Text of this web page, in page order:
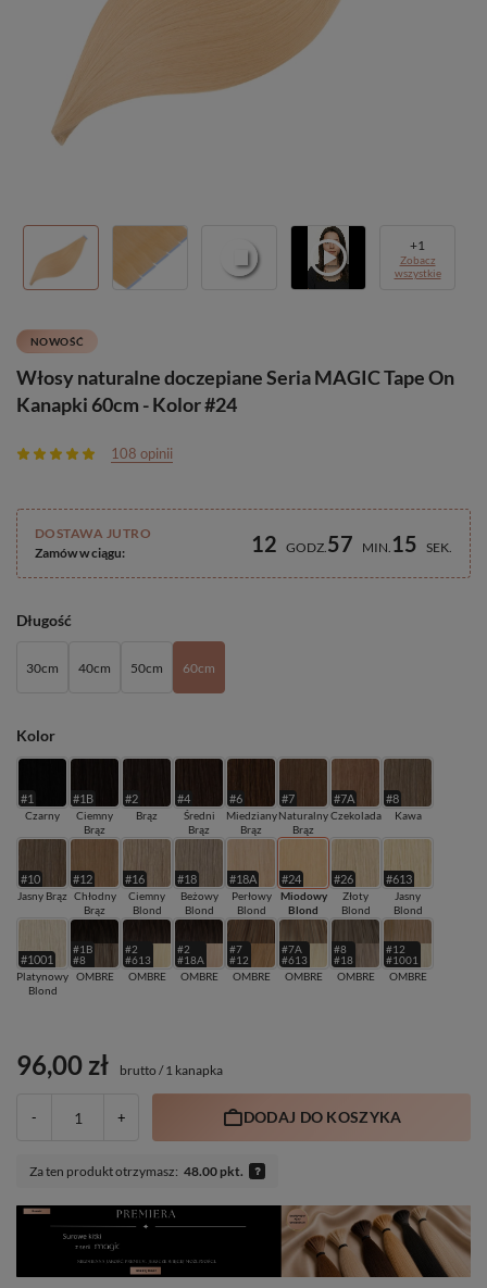
+1
Zobacz
wszystkie
Włosy naturalne doczepiane Seria MAGIC Tape On
Kanapki 60cm - Kolor #24
108 opinii
NOWOŚĆ
Długość
30cm 40cm 50cm 60cm
Kolor
#1
Czarny
#1B
Ciemny
Brąz
#2
Brąz
#4
Średni
Brąz
#6
Miedziany
Brąz
#7
Naturalny
Brąz
#7A
Czekolada
#8
Kawa
#10
Jasny Brąz
#12
Chłodny
Brąz
#16
Ciemny
Blond
#18
Beżowy
Blond
#18A
Perłowy
Blond
#24
Miodowy
Blond
#26
Złoty
Blond
#613
Jasny
Blond
#1001
Platynowy
Blond
#1B
#8
OMBRE
#2
#613
OMBRE
#2
#18A
OMBRE
#7
#12
OMBRE
#7A
#613
OMBRE
#8
#18
OMBRE
#12
#1001
OMBRE
DOSTAWA JUTRO
Zamów w ciągu:
12 GODZ57 MIN 15 SEK
96,00 zł brutto /1 kanapka
- + DODAJ DO KOSZYKA
Za ten produkt otrzymasz: 48.00 pkt.